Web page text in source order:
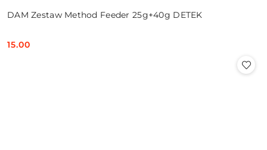
DAM Zestaw Method Feeder 25g+40g DETEK
Cena:
15.00